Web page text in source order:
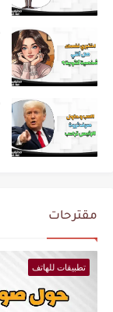
مقترحات
تطبيقات للهاتف